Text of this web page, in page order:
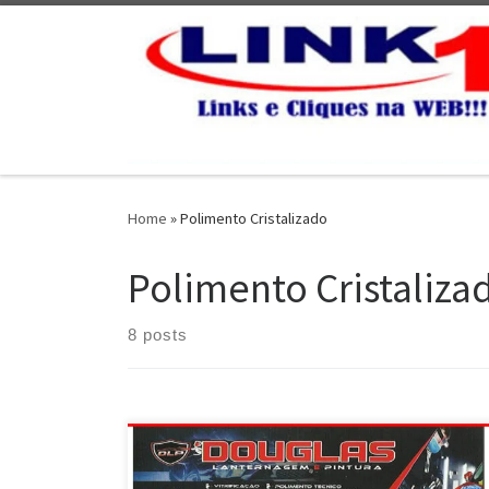
Home »Polimento Cristalizado
Polimento
8 posts